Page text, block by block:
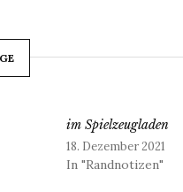
im Spielzeugladen
18. Dezember 2021
In "Randnotizen"